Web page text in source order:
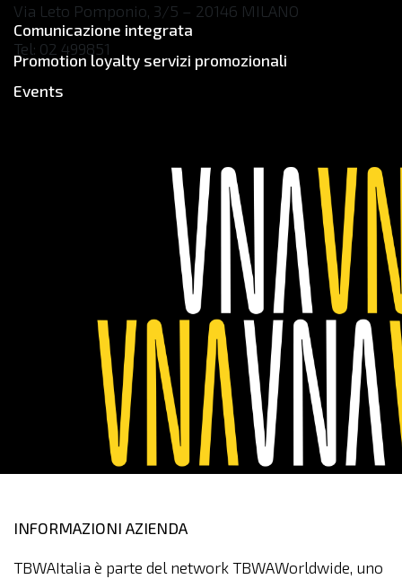
Via Leto Pomponio, 3/5 – 20146 MILANO
Tel: 02 499851
Comunicazione integrata
Promotion loyalty servizi promozionali
Events
INFORMAZIONI AZIENDA
TBWAItalia è parte del network TBWAWorldwide, uno